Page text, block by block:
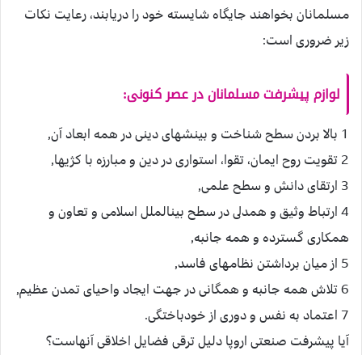
مسلمانان بخواهند جايگاه شايسته خود را دريابند، رعايت نكات
زير ضرورى است:
لوازم پيشرفت مسلمانان در عصر كنونى:
1 بالا بردن سطح شناخت و بينش‏هاى دينى در همه ابعاد آن,
2 تقويت روح ايمان، تقوا، استوارى در دين و مبارزه با كژيها,
3 ارتقاى دانش و سطح علمى,
4 ارتباط وثيق و همدلى در سطح بين‏الملل اسلامى و تعاون و
همكارى گسترده و همه جانبه,
5 از ميان برداشتن نظام‏هاى فاسد,
6 تلاش همه جانبه و همگانى در جهت ايجاد واحياى تمدن عظيم,
7 اعتماد به نفس و دورى از خودباختگى.
آيا پيشرفت صنعتى اروپا دليل ترقى فضايل اخلاقى آنهاست؟